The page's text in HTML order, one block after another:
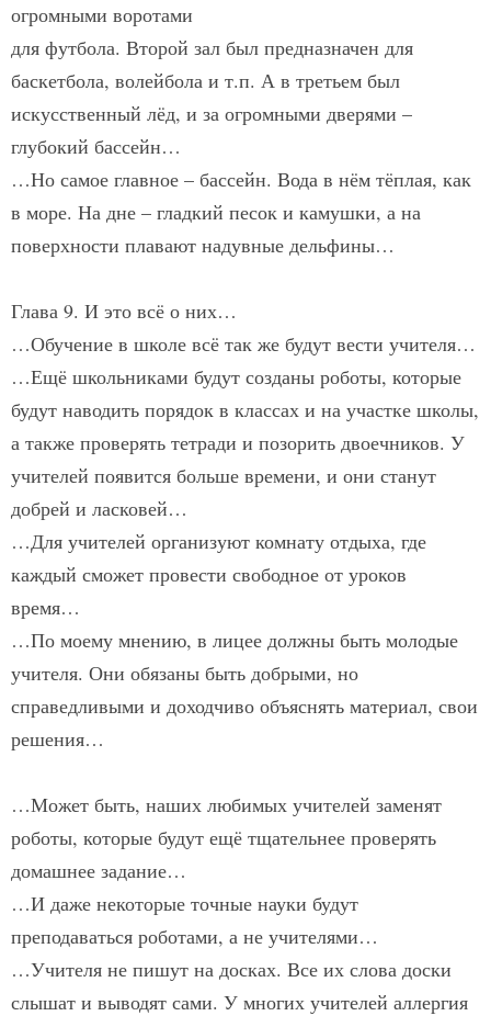
огромными воротами
для футбола. Второй зал был предназначен для
баскетбола, волейбола и т.п. А в третьем был
искусственный лёд, и за огромными дверями –
глубокий бассейн…
…Но самое главное – бассейн. Вода в нём тёплая, как
в море. На дне – гладкий песок и камушки, а на
поверхности плавают надувные дельфины…
Глава 9. И это всё о них…
…Обучение в школе всё так же будут вести учителя…
…Ещё школьниками будут созданы роботы, которые
будут наводить порядок в классах и на участке школы,
а также проверять тетради и позорить двоечников. У
учителей появится больше времени, и они станут
добрей и ласковей…
…Для учителей организуют комнату отдыха, где
каждый сможет провести свободное от уроков
время…
…По моему мнению, в лицее должны быть молодые
учителя. Они обязаны быть добрыми, но
справедливыми и доходчиво объяснять материал, свои
решения…
…Может быть, наших любимых учителей заменят
роботы, которые будут ещё тщательнее проверять
домашнее задание…
…И даже некоторые точные науки будут
преподаваться роботами, а не учителями…
…Учителя не пишут на досках. Все их слова доски
слышат и выводят сами. У многих учителей аллергия